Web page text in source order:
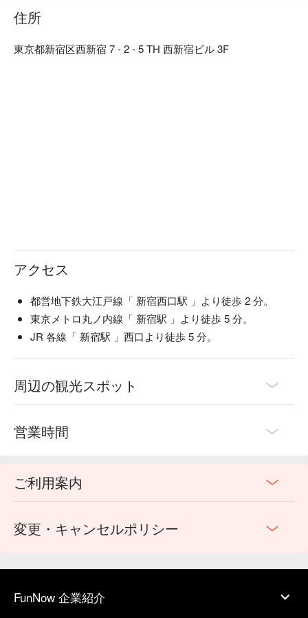
ソファー席をメインに落ち着いた店内となっております。掘
ちろん、接待などのビジネスシーンにも最適です。
住所
東京都新宿区西新宿 7 - 2 - 5 TH 西新宿ビル 3F
アクセス
都営地下鉄大江戸線「 新宿西口駅 」より徒歩 2 分。
東京メトロ丸ノ内線「 新宿駅 」より徒歩 5 分。
JR 各線「 新宿駅 」西口より徒歩 5 分。
周辺の観光スポット
営業時間
ご利用案内
変更・キャンセルポリシー
FunNow 企業紹介